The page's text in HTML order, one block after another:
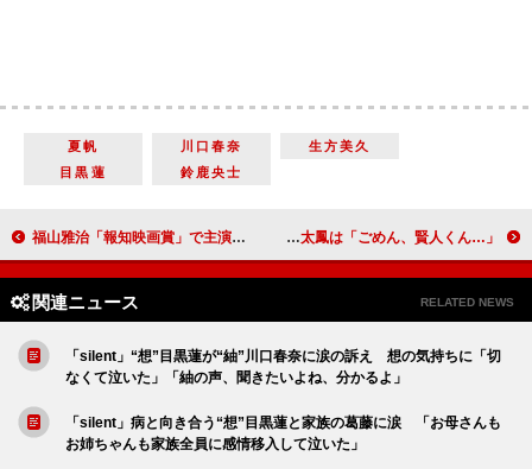
夏帆 川口春奈
生方美久
目黒蓮
鈴鹿央士
福山雅治「報知映画賞」で主演男優賞を受賞 「『何者かになる』という目標をかなえられた」 山崎賢人、バディを組むなら「太鳳ちゃんかな」 指名された土屋太鳳は「ごめん、賢人くん…」
関連ニュース RELATED NEWS
「silent」“想”目黒蓮が“紬”川口春奈に涙の訴え 想の気持ちに「切
なくて泣いた」「紬の声、聞きたいよね、分かるよ」
「silent」病と向き合う“想”目黒蓮と家族の葛藤に涙 「お母さんも
お姉ちゃんも家族全員に感情移入して泣いた」